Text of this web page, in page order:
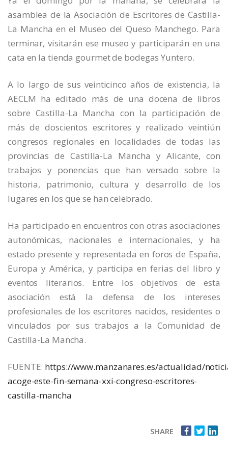
asamblea de la Asociación de Escritores de Castilla-
La Mancha en el Museo del Queso Manchego. Para
terminar, visitarán ese museo y participarán en una
cata en la tienda gourmet de bodegas Yuntero.
A lo largo de sus veinticinco años de existencia, la
AECLM ha editado más de una docena de libros
sobre Castilla-La Mancha con la participación de
más de doscientos escritores y realizado veintiún
congresos regionales en localidades de todas las
provincias de Castilla-La Mancha y Alicante, con
trabajos y ponencias que han versado sobre la
historia, patrimonio, cultura y desarrollo de los
lugares en los que se han celebrado.
Ha participado en encuentros con otras asociaciones
autonómicas, nacionales e internacionales, y ha
estado presente y representada en foros de España,
Europa y América, y participa en ferias del libro y
eventos literarios. Entre los objetivos de esta
asociación está la defensa de los intereses
profesionales de los escritores nacidos, residentes o
vinculados por sus trabajos a la Comunidad de
Castilla-La Mancha.
FUENTE: https://www.manzanares.es/actualidad/
acoge-este-fin-semana-xxi-congreso-escritores-
castilla-mancha
SHARE